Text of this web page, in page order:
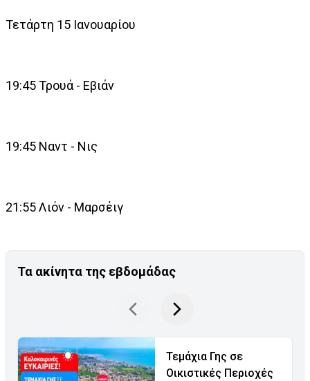
Τετάρτη 15 Ιανουαρίου
19:45 Τρουά - Εβιάν
19:45 Ναντ - Νις
21:55 Λιόν - Μαρσέιγ
Τα ακίνητα της εβδομάδας
Τεμάχια Γης σε
Οικιστικές Περιοχές